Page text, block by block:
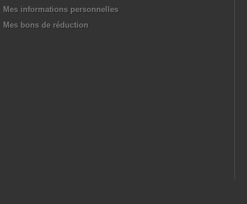
Mes informations personnelles
Mes bons de réduction